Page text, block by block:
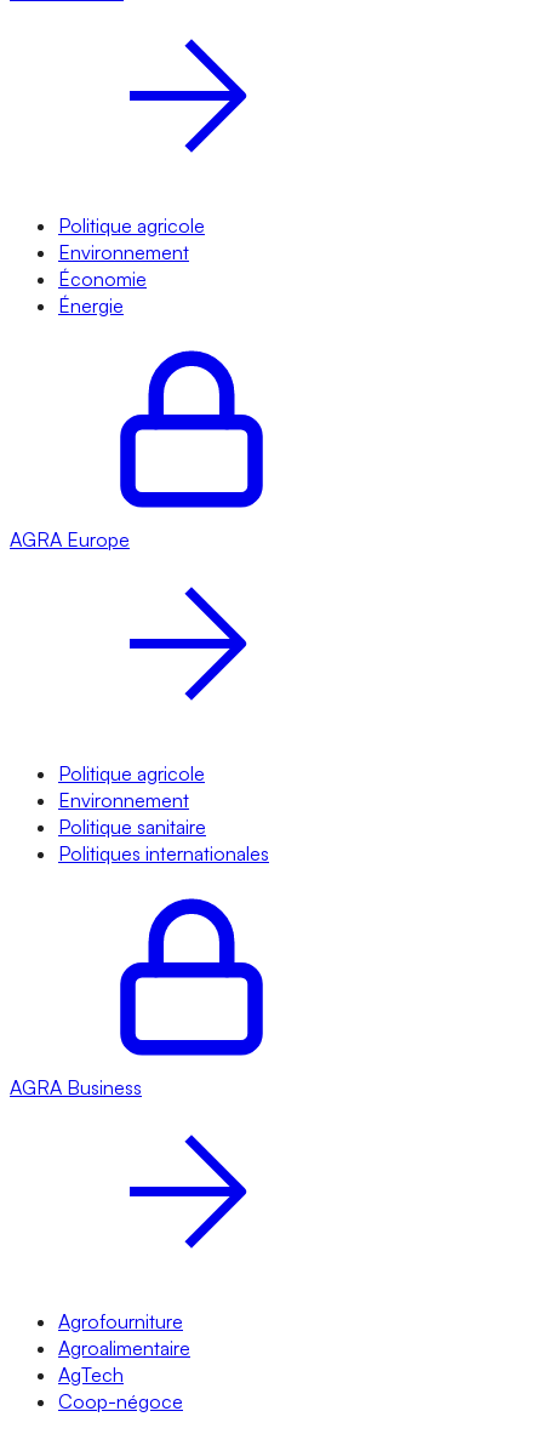
Politique agricole
Environnement
Économie
Énergie
AGRA Europe
Politique agricole
Environnement
Politique sanitaire
Politiques internationales
AGRA Business
Agrofourniture
Agroalimentaire
AgTech
Coop-négoce